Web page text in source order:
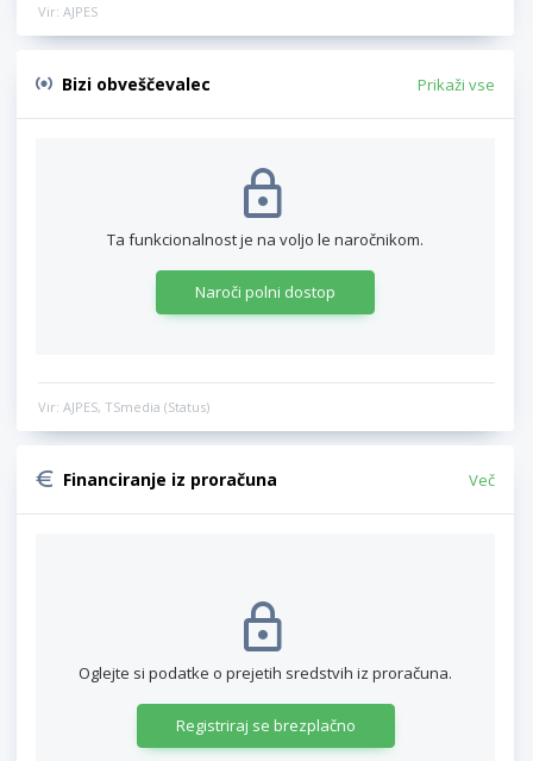
Vir: AJPES
Bizi obveščevalec Prikaži vse
Ta funkcionalnost je na voljo le naročnikom.
Naroči polni dostop
Vir: AJPES, TSmedia (Status)
Financiranje iz proračuna Več
Oglejte si podatke o prejetih sredstvih iz proračuna.
Registriraj se brezplačno